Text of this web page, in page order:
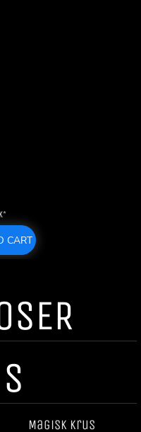
*
CART
Magisk krus